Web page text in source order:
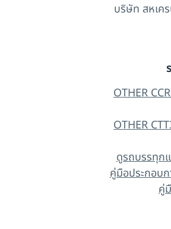
บริษัท สหเค
OTHER
OTHER
ดูรถบรรทุก
คู่มือประกอบ
คู่